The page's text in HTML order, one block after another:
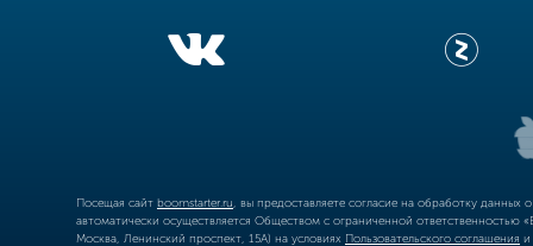
Посещая сайт boomstarter.ru , вы предоставляете согласие на обработку
автоматически осуществляется Обществом с ограниченной
Москва, Ленинский проспект, 15А) на условиях Пользовательского соглашения и